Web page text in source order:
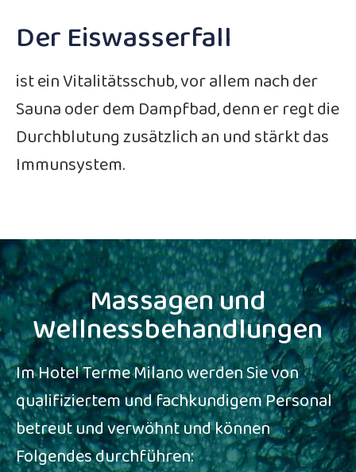
Der Eiswasserfall
ist ein Vitalitätsschub, vor allem nach der
Sauna oder dem Dampfbad, denn er regt die
Durchblutung zusätzlich an und stärkt das
Immunsystem.
Massagen und
Wellnessbehandlungen
Im Hotel Terme Milano werden Sie von
qualifiziertem und fachkundigem Personal
betreut und verwöhnt und können
Folgendes durchführen: